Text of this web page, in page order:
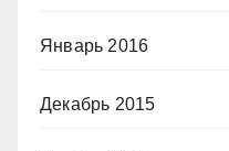
Январь 2016
Декабрь 2015